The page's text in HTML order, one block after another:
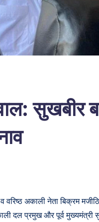
सुखबीर
अकाली नेता बिक्रम
दल प्रमुख और पूर्व